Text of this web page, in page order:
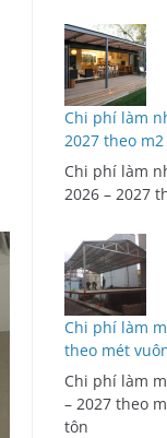
Chi phí làm
2027 theo
Chi phí làm
2026 – 2027
Chi phí làm
theo mét
Chi phí làm
– 2027 theo
tôn